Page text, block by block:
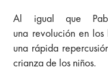
Al igual que
una revolución en
una rápida
crianza de los niños.